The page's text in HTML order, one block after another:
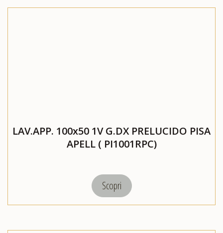
LAV.APP. 100x50 1V G.DX PRELUCIDO PISA
APELL ( PI1001RPC)
Scopri